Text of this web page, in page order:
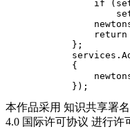
if
return
            };
            {
本作品采用 知识共享署
4.0 国际许可协议 进行许